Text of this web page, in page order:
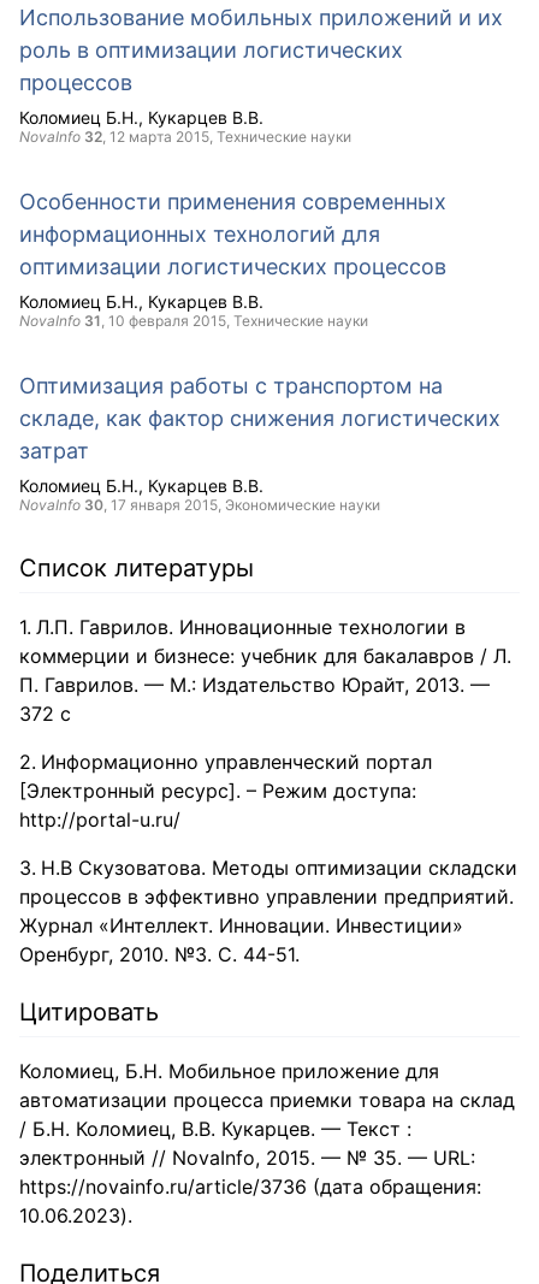
Использование мобильных приложений и их
роль в оптимизации логистических
процессов
Коломиец Б.Н. Кукарцев В.В.
NovaInfo 32 12 марта 2015 , Технические науки
Особенности применения современных
информационных технологий для
оптимизации логистических процессов
Коломиец Б.Н. Кукарцев В.В.
NovaInfo 31 10 февраля 2015 , Технические науки
Оптимизация работы с транспортом на
складе, как фактор снижения логистических
затрат
Коломиец Б.Н. Кукарцев В.В.
NovaInfo 30 17 января 2015 , Экономические науки
Список литературы
Л.П. Гаврилов. Инновационные технологии в
коммерции и бизнесе: учебник для бакалавров / Л.
П. Гаврилов. — М.: Издательство Юрайт, 2013. —
372 с
Информационно управленческий портал
[Электронный ресурс]. – Режим доступа:
http://portal-u.ru/
Н.В Скузоватова. Методы оптимизации складски
процессов в эффективно управлении предприятий.
Журнал «Интеллект. Инновации. Инвестиции»
Оренбург, 2010. №3. С. 44-51.
Цитировать
Коломиец, Б.Н. Мобильное приложение для
автоматизации процесса приемки товара на склад
/ Б.Н. Коломиец, В.В. Кукарцев. — Текст :
электронный // NovaInfo, 2015. — № 35. — URL:
https://novainfo.ru/article/3736 (дата обращения:
10.06.2023).
Поделиться